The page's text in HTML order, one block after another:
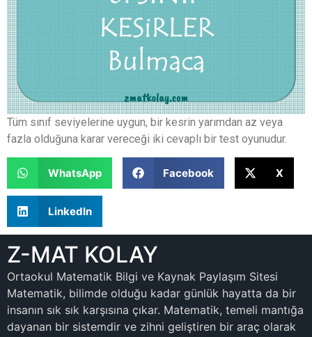
Tüm sınıf seviyelerine uygun, bir kesrin yarımdan az veya
fazla olduğuna karar vereceği iki cevaplı bir test oyunudur.
WhatsApp Facebook X
LinkedIn
Z-MAT KOLAY
Ortaokul Matematik Bilgi ve Kaynak Paylaşım Sitesi
Matematik, bilimde olduğu kadar günlük hayatta da bir
insanın sık sık karşısına çıkar. Matematik, temeli mantığa
dayanan bir sistemdir ve zihni geliştiren bir araç olarak